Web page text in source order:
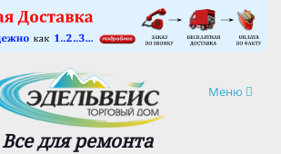
Навигация
Меню
Все для ремонта
×